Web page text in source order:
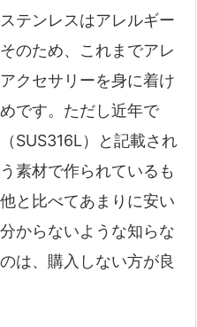
テンレスはアレルギー
のため、これまでアレ
クセサリーを身に着け
です。ただし近年で
SUS316L）と記載され
素材で作られているも
と比べてあまりに安い
からないような知らな
は、購入しない方が良